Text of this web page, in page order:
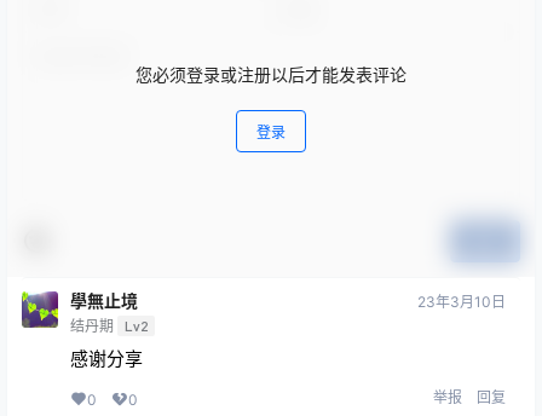
您必须登录或注册以后才能发表评论
登录
學無止境
结丹期 Lv2
23年3月10日
感谢分享
0 0 举报 回复